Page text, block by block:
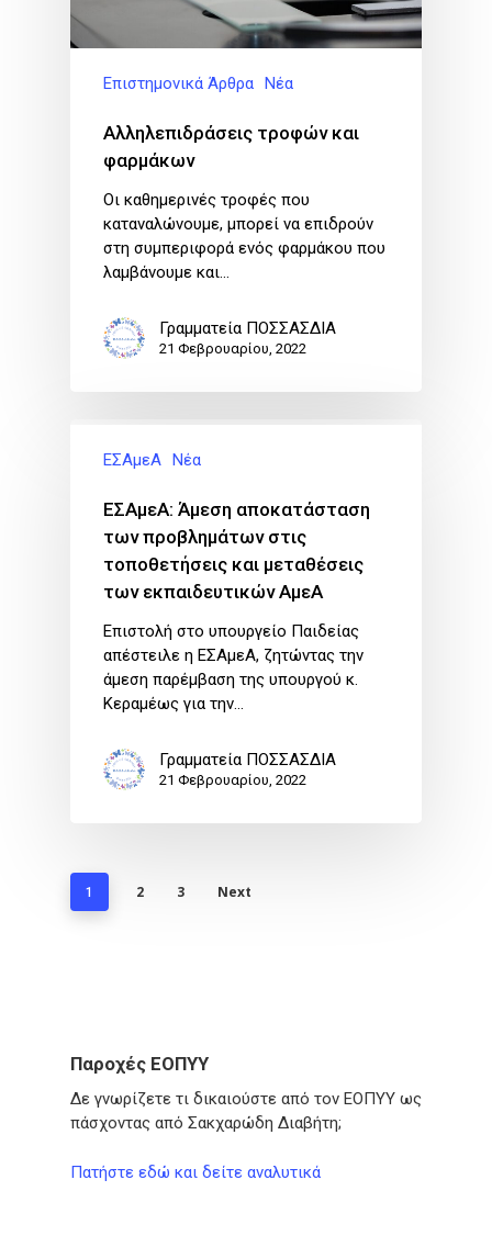
Επιστημονικά Άρθρα Νέα
Αλληλεπιδράσεις τροφών και
φαρμάκων
Οι καθημερινές τροφές που
καταναλώνουμε, μπορεί να επιδρούν
στη συμπεριφορά ενός φαρμάκου που
λαμβάνουμε και…
Γραμματεία ΠΟΣΣΑΣΔΙΑ
21 Φεβρουαρίου, 2022
ΕΣΑμεΑ Νέα
ΕΣΑμεΑ: Άμεση αποκατάσταση
των προβλημάτων στις
τοποθετήσεις και μεταθέσεις
των εκπαιδευτικών ΑμεΑ
Επιστολή στο υπουργείο Παιδείας
απέστειλε η ΕΣΑμεΑ, ζητώντας την
άμεση παρέμβαση της υπουργού κ.
Κεραμέως για την…
Γραμματεία ΠΟΣΣΑΣΔΙΑ
21 Φεβρουαρίου, 2022
1 2 3 Next
Παροχές ΕΟΠΥΥ
Δε γνωρίζετε τι δικαιούστε από τον ΕΟΠΥΥ ως
πάσχοντας από Σακχαρώδη Διαβήτη;
Πατήστε εδώ και δείτε αναλυτικά